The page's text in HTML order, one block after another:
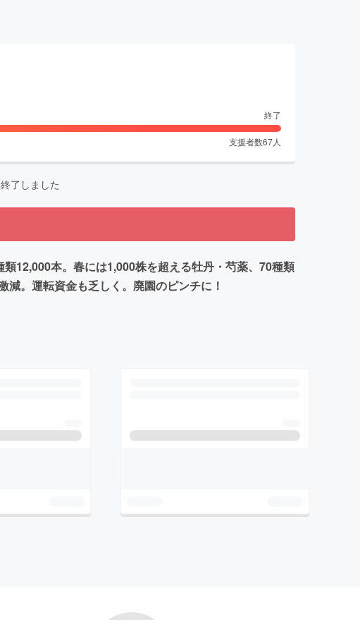
終了
支援者数67人
了しました
12,000本。春には1,000株を超える牡丹・芍薬、70種類
。運転資金も乏しく。廃園のピンチに！